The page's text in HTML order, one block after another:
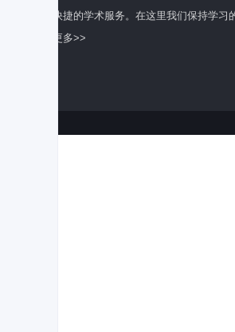
全面快捷的学术服务。在这里我们保持学
了解更多>>